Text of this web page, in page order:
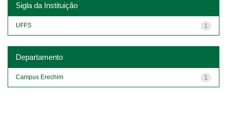
Sigla da Instituição
1
UFFS
Departamento
1
Campus Erechim